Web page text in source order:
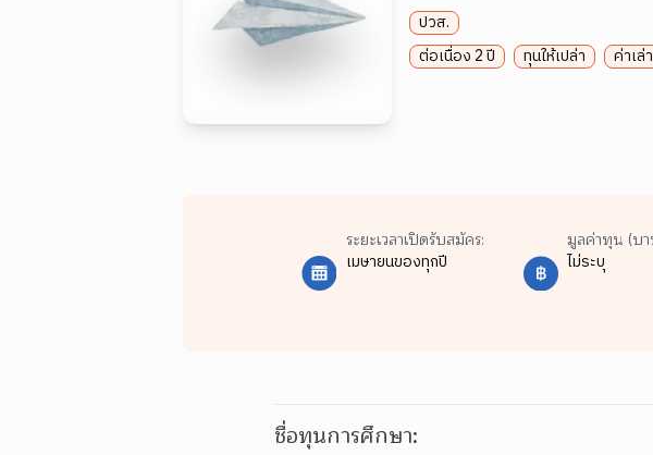
ปวส.
ต่อเนื่อง 2 ปี
ทุนให้เปล่า ค่าเล่
ระยะเวลาเปิดรับสมัคร:
เมษายนของทุกปี
มูลค่าทุน (บา
ไม่ระบุ
ชื่อทุนการศึกษา: